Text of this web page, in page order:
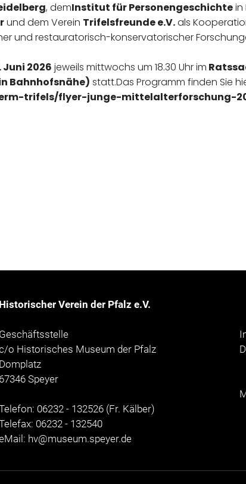
, demInstitut für Personengeschichtein
und dem Verein Trifelsfreunde e.V.als
und restauratorisch-konservatorischer
Juni 2026 jeweils mittwochs um 18.30 Uhr im
Bahnhofsnähe) statt.Das Programm finden Sie
trifels/flyer-junge-mittelalterforschung-
Historischer Verein der Pfalz e.V.
Geschäftsstelle
o Historisches Museum der Pfalz
Domplatz
67346 Speyer
06232 - 132526 (Fr. Kälber)
06232 - 132540
hv@museum.speyer.de